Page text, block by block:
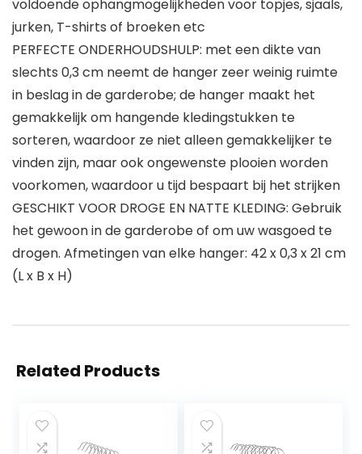
voldoende ophangmogelijkheden voor topjes, sjaals,
jurken, T-shirts of broeken etc
PERFECTE ONDERHOUDSHULP: met een dikte van
slechts 0,3 cm neemt de hanger zeer weinig ruimte
in beslag in de garderobe; de hanger maakt het
gemakkelijk om hangende kledingstukken te
sorteren, waardoor ze niet alleen gemakkelijker te
vinden zijn, maar ook ongewenste plooien worden
voorkomen, waardoor u tijd bespaart bij het strijken
GESCHIKT VOOR DROGE EN NATTE KLEDING: Gebruik
het gewoon in de garderobe of om uw wasgoed te
drogen. Afmetingen van elke hanger: 42 x 0,3 x 21 cm
(L x B x H)
Related Products